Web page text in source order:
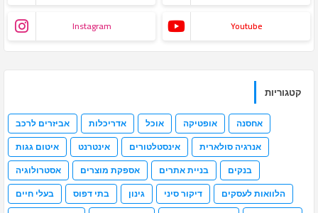
Instagram Youtube
קטגוריות
אביזרים לרכב אדריכלות אוכל אופטיקה
אחסנה
איטום גגות
אינטרנט אינסטלטורים
אנרגיה סולארית
אסטרולוגיה
אספקת מוצרים בניית אתרים
בנקים
בעלי חיים
בתי דפוס גינון דיקור סיני
הלוואות לעסקים